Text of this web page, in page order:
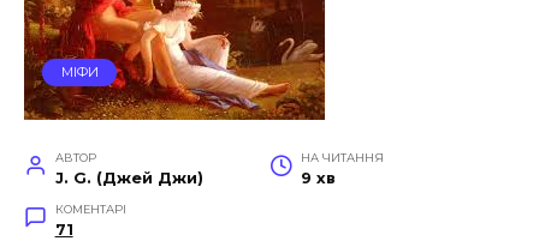
МІФИ
АВТОР
J. G. (Джей Джи)
НА ЧИТАННЯ
9 хв
КОМЕНТАРІ
71